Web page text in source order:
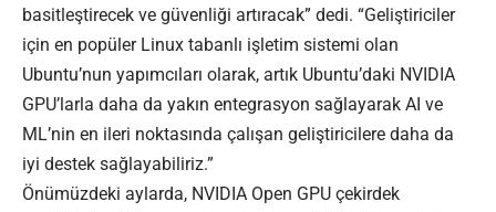
basitleştirecek ve güvenliği artıracak” dedi. “Geliştiriciler
için en popüler Linux tabanlı işletim sistemi olan
Ubuntu’nun yapımcıları olarak, artık Ubuntu’daki NVIDIA
GPU’larla daha da yakın entegrasyon sağlayarak AI ve
ML’nin en ileri noktasında çalışan geliştiricilere daha da
iyi destek sağlayabiliriz.”
Önümüzdeki aylarda, NVIDIA Open GPU çekirdek